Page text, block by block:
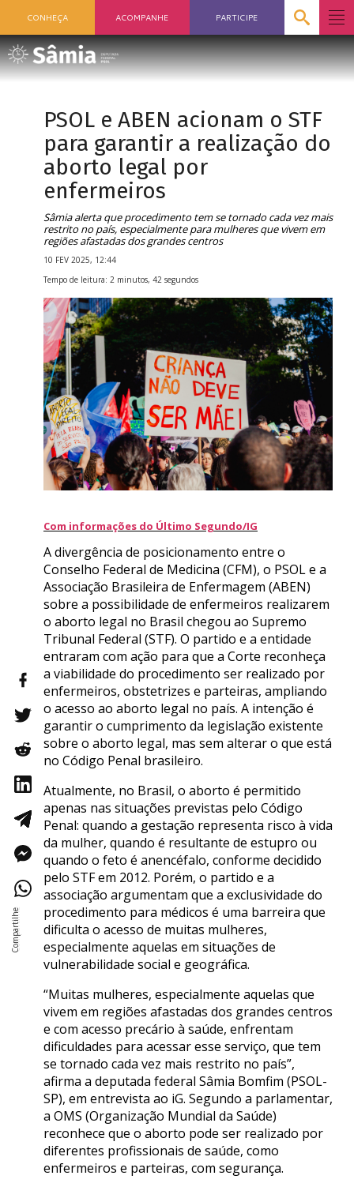
CONHEÇA ACOMPANHE PARTICIPE
PSOL e ABEN acionam o STF
para garantir a realização do
aborto legal por
enfermeiros
Sâmia alerta que procedimento tem se tornado cada vez mais
restrito no país, especialmente para mulheres que vivem em
regiões afastadas dos grandes centros
10 FEV 2025, 12:44
Tempo de leitura: 2 minutos, 42 segundos
Com informações do Último Segundo/IG
A divergência de posicionamento entre o
Conselho Federal de Medicina (CFM), o PSOL e a
Associação Brasileira de Enfermagem (ABEN)
sobre a possibilidade de enfermeiros realizarem
o aborto legal no Brasil chegou ao Supremo
Tribunal Federal (STF). O partido e a entidade
entraram com ação para que a Corte reconheça
a viabilidade do procedimento ser realizado por
enfermeiros, obstetrizes e parteiras, ampliando
o acesso ao aborto legal no país. A intenção é
garantir o cumprimento da legislação existente
sobre o aborto legal, mas sem alterar o que está
no Código Penal brasileiro.
Atualmente, no Brasil, o aborto é permitido
apenas nas situações previstas pelo Código
Penal: quando a gestação representa risco à vida
da mulher, quando é resultante de estupro ou
quando o feto é anencéfalo, conforme decidido
pelo STF em 2012. Porém, o partido e a
associação argumentam que a exclusividade do
procedimento para médicos é uma barreira que
dificulta o acesso de muitas mulheres,
especialmente aquelas em situações de
vulnerabilidade social e geográfica.
“Muitas mulheres, especialmente aquelas que
vivem em regiões afastadas dos grandes centros
e com acesso precário à saúde, enfrentam
dificuldades para acessar esse serviço, que tem
se tornado cada vez mais restrito no país”,
afirma a deputada federal Sâmia Bomfim (PSOL-
SP), em entrevista ao iG. Segundo a parlamentar,
a OMS (Organização Mundial da Saúde)
reconhece que o aborto pode ser realizado por
diferentes profissionais de saúde, como
enfermeiros e parteiras, com segurança.